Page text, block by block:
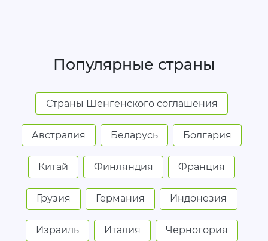
Популярные страны
Страны Шенгенского соглашения
Австралия Беларусь Болгария
Китай Финляндия Франция
Грузия Германия Индонезия
Израиль Италия Черногория